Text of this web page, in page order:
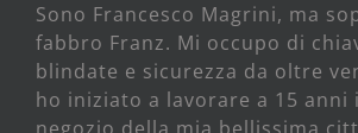
Sono Francesco Magrini, ma
fabbro Franz. Mi occupo di
blindate e sicurezza da oltre
ho iniziato a lavorare a 15 anni